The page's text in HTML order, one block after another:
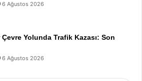
6 Ağustos 2026
Yolunda Trafik Kazası: Son
6 Ağustos 2026